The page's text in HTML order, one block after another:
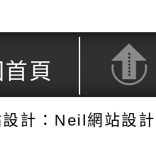
頁
設計：Neil網站設